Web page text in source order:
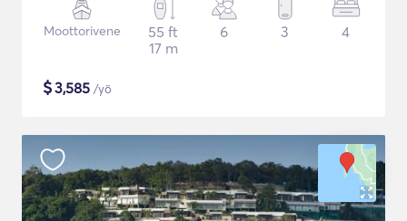
Moottorivene
55 ft
17 m
6 3 4
$3,585 /yö